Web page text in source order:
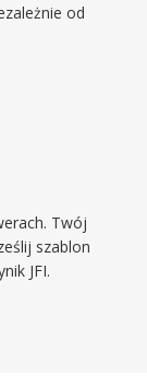
od
Twój
szablon
JFI.